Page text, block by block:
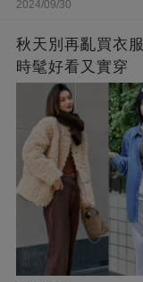
2024/09/30
秋天別再亂買衣
時髦好看又實穿